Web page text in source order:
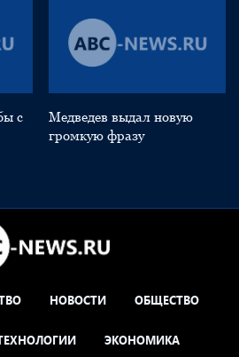
с
Медведев выдал новую
громкую фразу
НОВОСТИ ОБЩЕСТВО
ЭКОНОМИКА